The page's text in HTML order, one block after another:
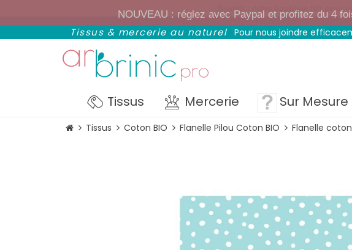
NOUVEAU : réglez avec Paypal et profitez du 4
Bientôt : notre boutique fait peau
Tissus & mercerie au naturel Pour nous joindre
Tissus Mercerie Sur Mesure
Tissus Coton BIO Flanelle Pilou Coton BIO Flanelle